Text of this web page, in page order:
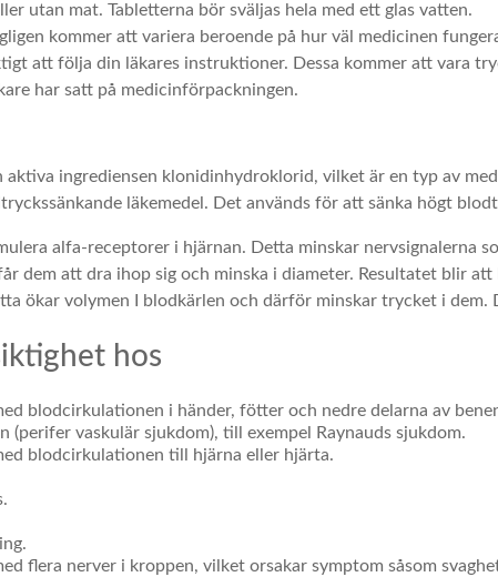
utan mat. Tabletterna bör sväljas hela med ett glas vatten.
kommer att variera beroende på hur väl medicinen
att följa din läkares instruktioner. Dessa kommer att vara
har satt på medicinförpackningen.
ingrediensen klonidinhydroklorid, vilket är en typ av
läkemedel. Det används för att sänka högt
alfa-receptorer i hjärnan. Detta minskar nervsignalerna
dem att dra ihop sig och minska i diameter. Resultatet blir att
ökar volymen I blodkärlen och därför minskar trycket i dem.
hos
blodcirkulationen i händer, fötter och nedre delarna av
(perifer vaskulär sjukdom), till exempel Raynauds sjukdom.
blodcirkulationen till hjärna eller hjärta.
flera nerver i kroppen, vilket orsakar symptom såsom